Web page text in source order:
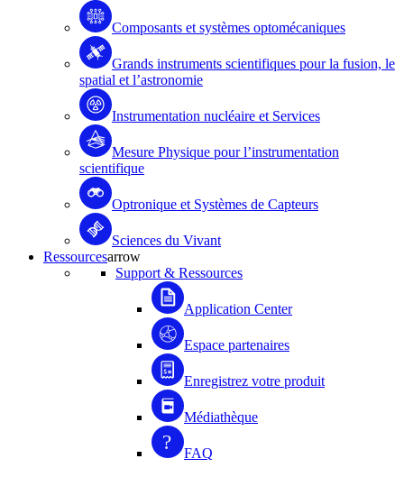
Composants et systèmes optomécaniques
Grands instruments scientifiques pour la fusion, le
spatial et l’astronomie
Instrumentation nucléaire et Services
Mesure Physique pour l’instrumentation
scientifique
Optronique et Systèmes de Capteurs
Sciences du Vivant
Ressourcesarrow
Support & Ressources
Application Center
Espace partenaires
Enregistrez votre produit
Médiathèque
FAQ